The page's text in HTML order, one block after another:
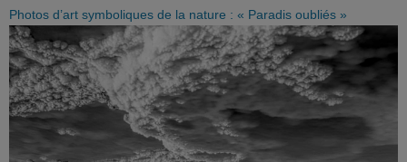
Photos d’art symboliques de la nature : « Paradis oubliés »